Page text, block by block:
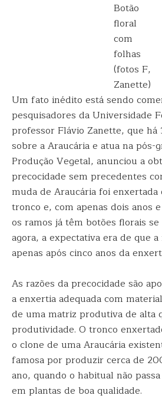
Botão
floral
com
folhas
(fotos F,
Zanette)
Um fato inédito está sendo
pesquisadores da Universidade
professor Flávio Zanette, que há
sobre a Araucária e atua na pós-
Produção Vegetal, anunciou a
precocidade sem precedentes
muda de Araucária foi
tronco e, com apenas dois anos
os ramos já têm botões florais
agora, a expectativa era de que
apenas após cinco anos da
As razões da precocidade são
a enxertia adequada com
de uma matriz produtiva de alta
produtividade. O tronco
o clone de uma Araucária
famosa por produzir cerca de
ano, quando o habitual não
em plantas de boa qualidade.